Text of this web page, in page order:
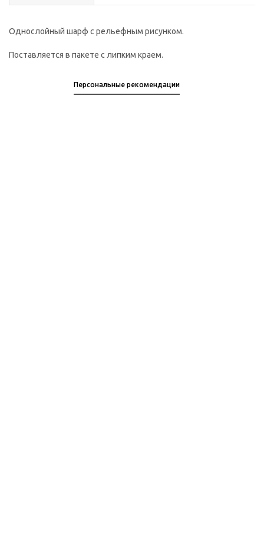
Однослойный шарф с рельефным рисунком.
Поставляется в пакете с липким краем.
Персональные рекомендации